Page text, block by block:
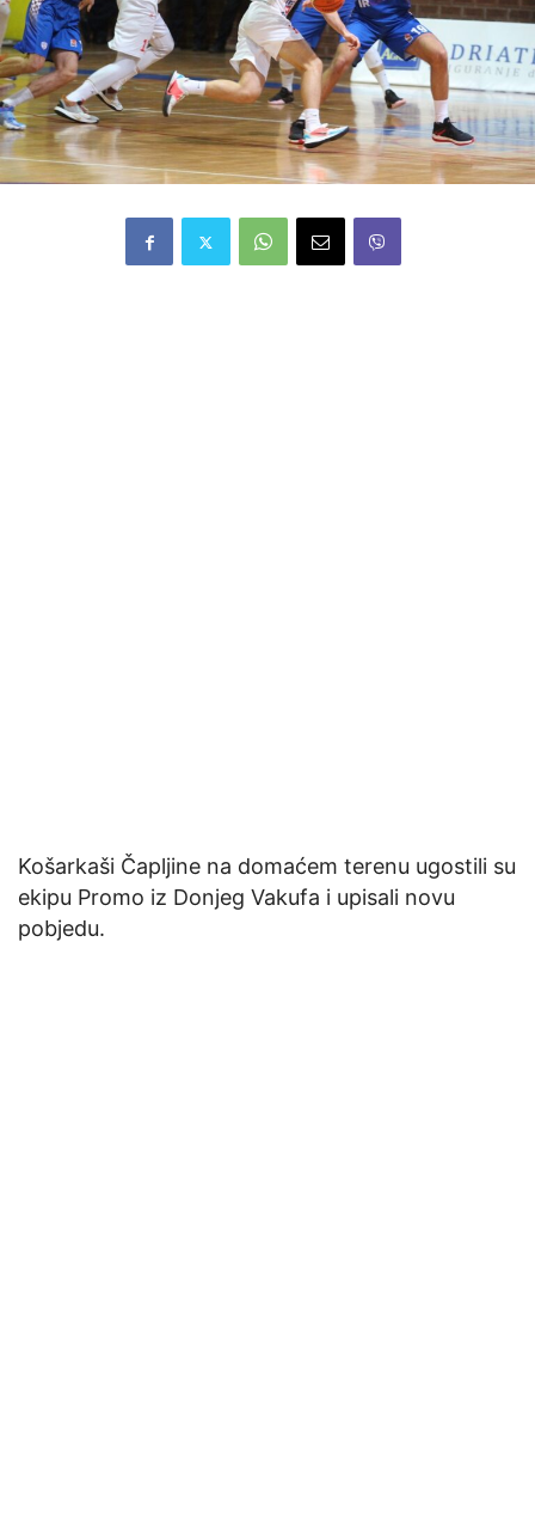
Košarkaši Čapljine na domaćem terenu ugostili su
ekipu Promo iz Donjeg Vakufa i upisali novu
pobjedu.